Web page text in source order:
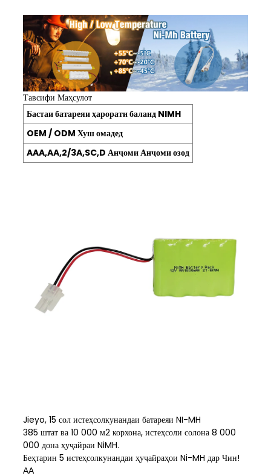
Тавсифи Маҳсулот
Бастаи батареяи ҳарорати баланд NIMH
OEM / ODM Хуш омадед
AAA,AA,2/3A,SC,D Анҷоми Анҷоми озод
Jieyo, 15 сол истеҳсолкунандаи батареяи NI-MH
385 штат ва 10 000 м2 корхона, истеҳсоли солона 8 000
000 дона ҳуҷайраи NiMH.
Беҳтарин 5 истеҳсолкунандаи ҳуҷайраҳои Ni-MH дар Чин!
АА